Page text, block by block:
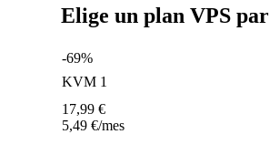
Elige un plan VPS
-69%
KVM 1
17,99 €
5,49 €/mes